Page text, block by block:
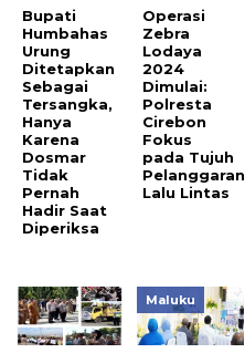
Bupati
Humbahas
Urung
Ditetapkan
Sebagai
Tersangka,
Hanya
Karena
Dosmar
Tidak
Pernah
Hadir Saat
Diperiksa
Operasi
Zebra
Lodaya
2024
Dimulai:
Polresta
Cirebon
Fokus
pada Tujuh
Pelanggaran
Lalu Lintas
Maluku